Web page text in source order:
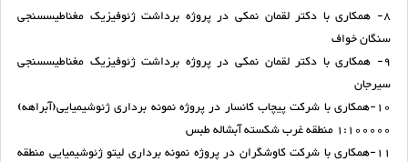
8- همکاری با دکتر لقمان نمکی در پروژه برداشت ژئوفیزیک مغناطیس­سنجی
سنگان خواف
9- همکاری با دکتر لقمان نمکی در پروژه برداشت ژئوفیزیک مغناطیس­سنجی
سیرجان
10-همکاری با شرکت پیچاب کانسار در پروژه نمونه برداری ژئوشیمیایی(آبراهه)
1:100000 منطقه غرب شکسته آبشاله طبس
11-همکاری با شرکت کاوشگران در پروژه نمونه برداری لیتو ژئوشیمیایی منطقه